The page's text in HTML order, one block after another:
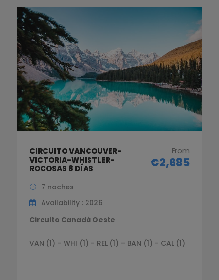
CIRCUITO VANCOUVER-
VICTORIA-WHISTLER-
ROCOSAS 8 DÍAS
From
€2,685
7 noches
Availability : 2026
Circuito Canadá Oeste
VAN (1) – WHI (1) – REL (1) – BAN (1) – CAL (1)